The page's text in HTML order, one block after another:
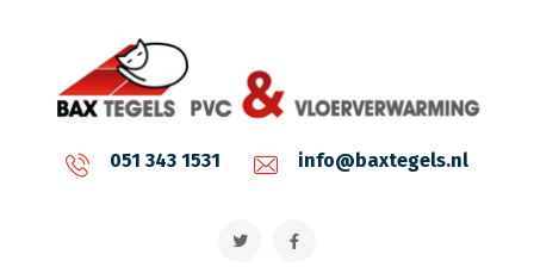
051 343 1531 info@baxtegels.nl